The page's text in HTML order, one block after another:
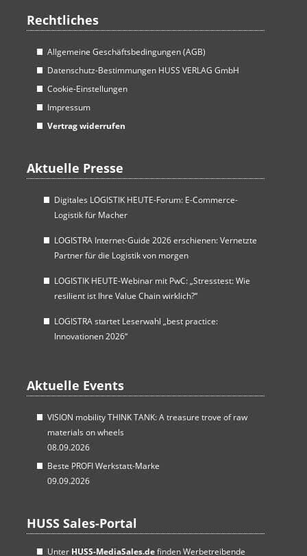
Rechtliches
Allgemeine Geschäftsbedingungen (AGB)
Datenschutz-Bestimmungen HUSS VERLAG GmbH
Cookie-Einstellungen
Impressum
Vertrag widerrufen
Aktuelle Presse
Digitales LOGISTIK HEUTE-Forum: E-Commerce-
Logistik für Macher
LOGISTRA Internet-Guide 2026 erschienen: Vernetzte
Partner für die Logistik von morgen
LOGISTIK HEUTE-Webinar mit PwC: „Stresstest: Wie
resilient ist Ihre Value Chain wirklich?“
LOGISTRA startet Leserwahl „best practice:
Innovationen 2026“
Aktuelle Events
VISION mobility THINK TANK: A treasure trove of raw
materials on wheels
08.09.2026
Beste PROFI Werkstatt-Marke
09.09.2026
HUSS Sales-Portal
Unter HUSS-MediaSales.definden Werbetreibende